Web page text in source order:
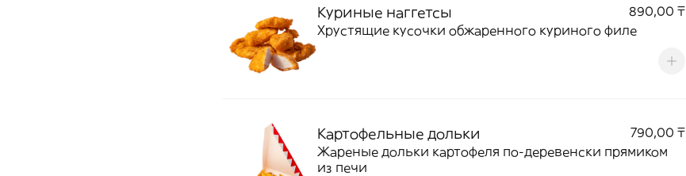
Куриные наггетсы
890,00 ₸
Хрустящие кусочки обжаренного куриного филе
Картофельные дольки
790,00 ₸
Жареные дольки картофеля по-деревенски прямиком
из печи